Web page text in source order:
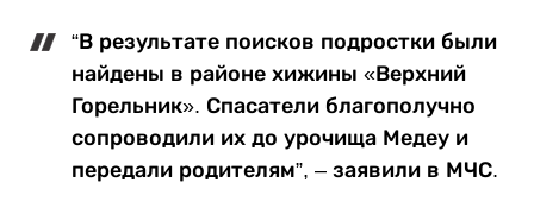
“В результате поисков подростки были
найдены в районе хижины «Верхний
Горельник». Спасатели благополучно
сопроводили их до урочища Медеу и
передали родителям”, – заявили в МЧС.